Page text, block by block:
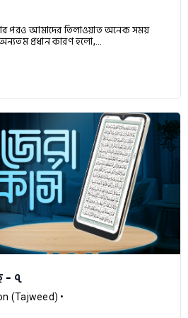
পরও আমাদের তিলাওয়াত অনেক সময়
প্রধান কারণ হলো,...
- ৭
(Tajweed) •